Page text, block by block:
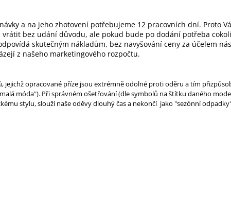
a na jeho zhotovení potřebujeme 12 pracovních dní. Proto
bez udání důvodu, ale pokud bude po dodání potřeba
skutečným nákladům, bez navyšování ceny za účelem
z našeho marketingového rozpočtu.
opracované příze jsou extrémně odolné proti oděru a tím
móda"). Při správném ošetřování (dle symbolů na štítku daného
stylu, slouží naše oděvy dlouhý čas a nekončí jako "sezónní